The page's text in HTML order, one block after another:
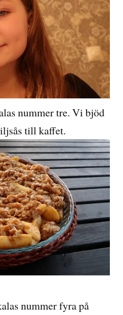
nummer tre. Vi bjöd
till kaffet.
nummer fyra på